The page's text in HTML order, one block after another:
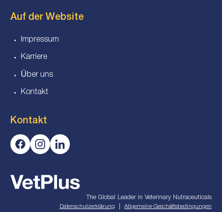
Auf der Website
Impressum
Karriere
Über uns
Kontakt
Kontakt
The Global Leader in Veterinary Nutraceuticals
Datenschutzerklärung Allgemeine Geschäftsbedingungen